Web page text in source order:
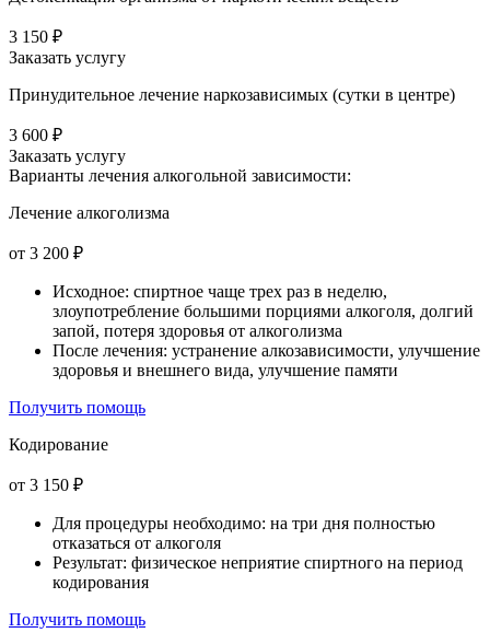
3 150 ₽
Заказать услугу
Принудительное лечение наркозависимых (сутки в центре)
3 600 ₽
Заказать услугу
Варианты лечения алкогольной зависимости:
Лечение алкоголизма
от 3 200 ₽
Исходное: спиртное чаще трех раз в неделю,
злоупотребление большими порциями алкоголя, долгий
запой, потеря здоровья от алкоголизма
После лечения: устранение алкозависимости, улучшение
здоровья и внешнего вида, улучшение памяти
Получить помощь
Кодирование
от 3 150 ₽
Для процедуры необходимо: на три дня полностью
отказаться от алкоголя
Результат: физическое неприятие спиртного на период
кодирования
Получить помощь